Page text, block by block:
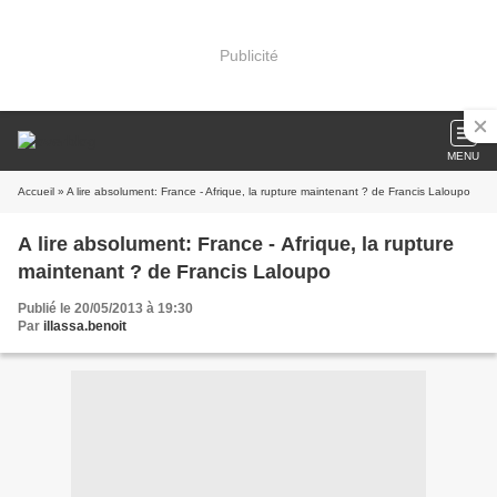
Publicité
MENU
Accueil » A lire absolument: France - Afrique, la rupture maintenant ? de Francis Laloupo
A lire absolument: France - Afrique, la rupture
maintenant ? de Francis Laloupo
Publié le 20/05/2013 à 19:30
Par illassa.benoit